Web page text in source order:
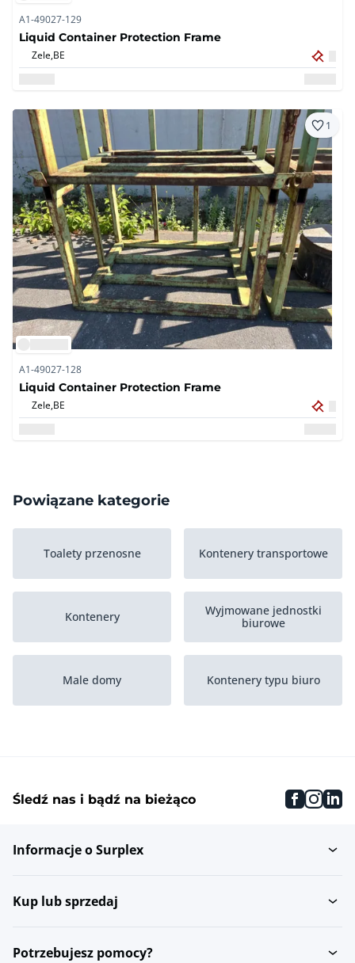
A1-49027-129
Liquid Container Protection Frame
Zele,BE
1
A1-49027-128
Liquid Container Protection Frame
Zele,BE
Powiązane kategorie
Toalety przenosne Kontenery transportowe
Kontenery
Wyjmowane jednostki
biurowe
Male domy Kontenery typu biuro
Śledź nas i bądź na bieżąco
Informacje o Surplex
Kup lub sprzedaj
Potrzebujesz pomocy?